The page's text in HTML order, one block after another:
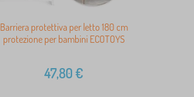
Barriera protettiva per letto 180 cm
protezione per bambini ECOTOYS
47,80€